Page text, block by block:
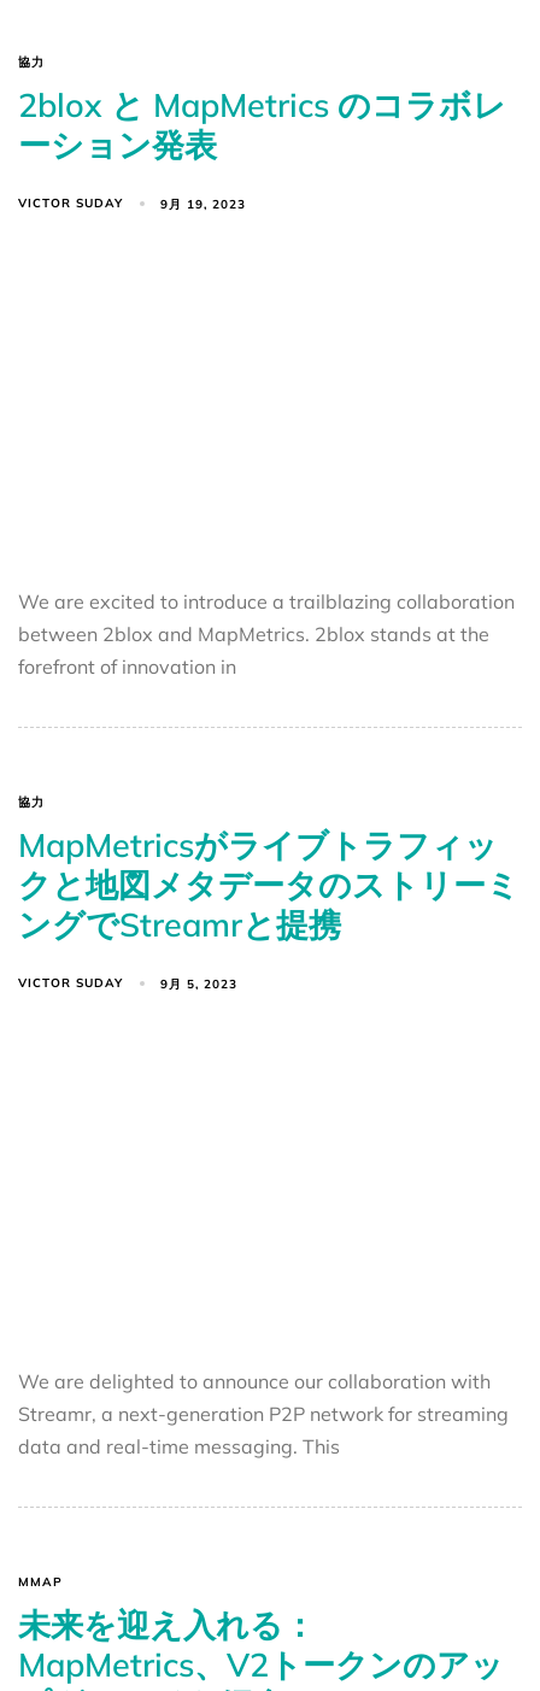
協力
2blox と MapMetrics のコラボレ
ーション発表
VICTOR SUDAY 9月 19, 2023
We are excited to introduce a trailblazing collaboration
between 2blox and MapMetrics. 2blox stands at the
forefront of innovation in
協力
MapMetricsがライブトラフィッ
クと地図メタデータのストリーミ
ングでStreamrと提携
VICTOR SUDAY 9月 5, 2023
We are delighted to announce our collaboration with
Streamr, a next-generation P2P network for streaming
data and real-time messaging. This
MMAP
未来を迎え入れる：
MapMetrics、V2トークンのアッ